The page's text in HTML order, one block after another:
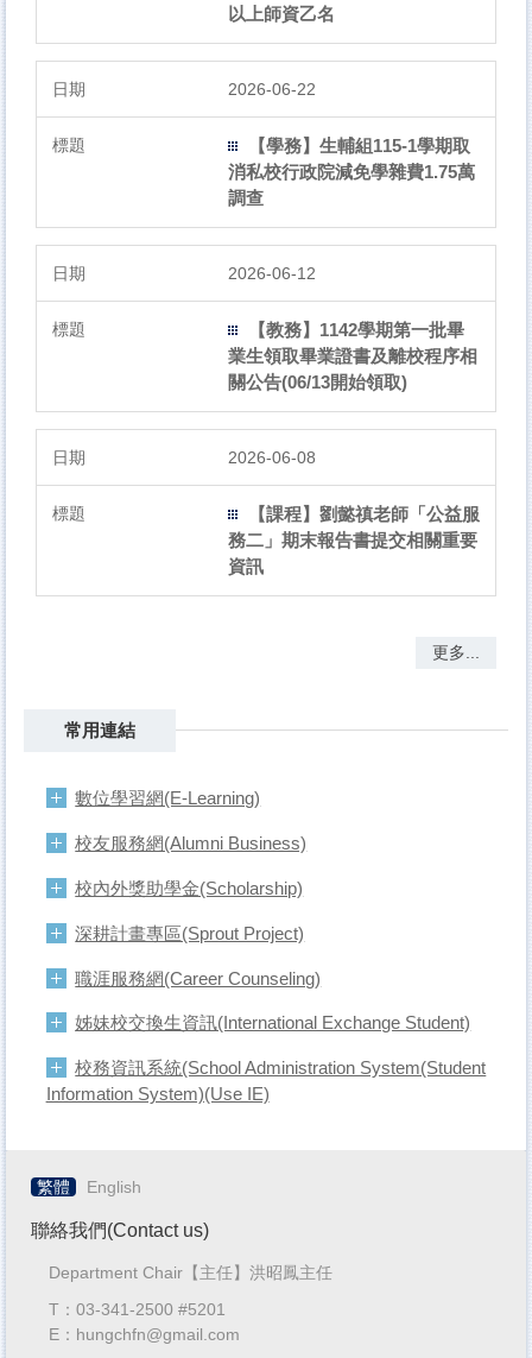
以上師資乙名
2026-06-22
【學務】生輔組115-1學期取
消私校行政院減免學雜費1.75萬
調查
2026-06-12
【教務】1142學期第一批畢
業生領取畢業證書及離校程序相
關公告(06/13開始領取)
2026-06-08
【課程】劉懿禛老師「公益服
務二」期末報告書提交相關重要
資訊
更多...
常用連結
數位學習網(E-Learning)
校友服務網(Alumni Business)
校內外獎助學金(Scholarship)
深耕計畫專區(Sprout Project)
職涯服務網(Career Counseling)
姊妹校交換生資訊(International Exchange Student)
校務資訊系統(School Administration System(Student
Information System)(Use IE)
繁體 English
聯絡我們(Contact us)
Department Chair【主任】洪昭鳳主任
T：03-341-2500 #5201
E：hungchfn@gmail.com